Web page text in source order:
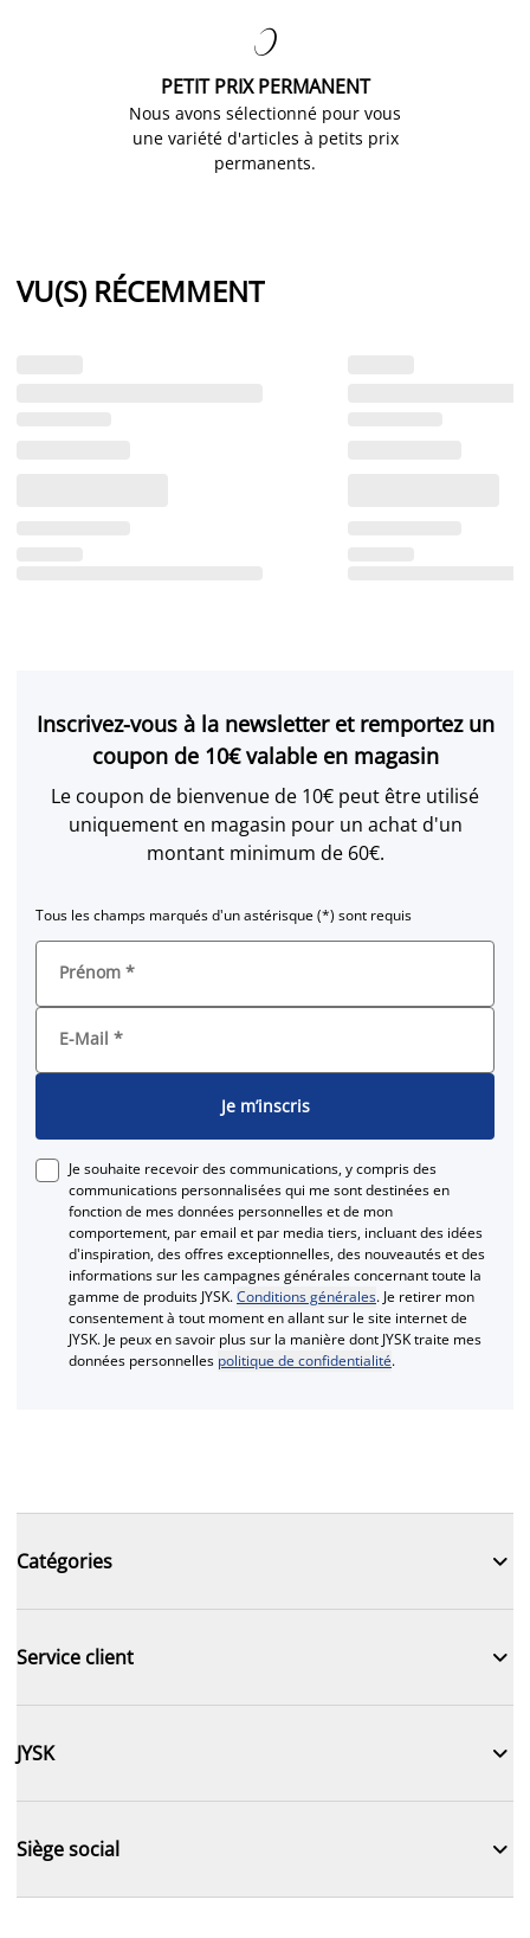

PETIT PRIX PERMANENT
Nous avons sélectionné pour vous
une variété d'articles à petits prix
permanents.
VU(S) RÉCEMMENT
Inscrivez-vous à la newsletter et remportez un
coupon de 10€ valable en magasin
Le coupon de bienvenue de 10€ peut être utilisé
uniquement en magasin pour un achat d'un
montant minimum de 60€.
Tous les champs marqués d'un astérisque (*) sont requis
Prénom *
E-Mail *
Je m’inscris
Je souhaite recevoir des communications, y compris des
communications personnalisées qui me sont destinées en
fonction de mes données personnelles et de mon
comportement, par email et par media tiers, incluant des idées
d'inspiration, des offres exceptionnelles, des nouveautés et des
informations sur les campagnes générales concernant toute la
gamme de produits JYSK.Conditions générales. Je retirer mon
consentement à tout moment en allant sur le site internet de
JYSK. Je peux en savoir plus sur la manière dont JYSK traite mes
données personnelles politique de confidentialité.
Catégories 
Service client 
JYSK 
Siège social 